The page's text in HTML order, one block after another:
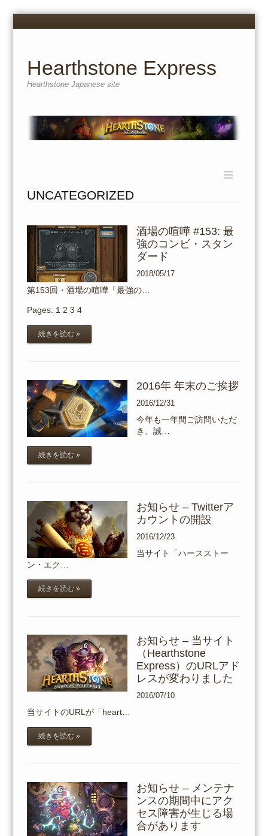
Menu
Hearthstone Express
Hearthstone Japanese site
content
UNCATEGORIZED
酒場の喧嘩 #153: 最
強のコンビ・スタン
ダード
2018/05/17
第153回・酒場の喧嘩「最強の…
Pages: 1 2 3 4
続きを読む »
2016年 年末のご挨拶
2016/12/31
今年も一年間ご訪問いただ
き、誠…
続きを読む »
お知らせ – Twitterア
カウントの開設
2016/12/23
当サイト「ハースストー
ン・エク…
続きを読む »
お知らせ – 当サイト
（Hearthstone
Express）のURLアド
レスが変わりました
2016/07/10
当サイトのURLが「heart…
続きを読む »
お知らせ – メンテナ
ンスの期間中にアク
セス障害が生じる場
合があります